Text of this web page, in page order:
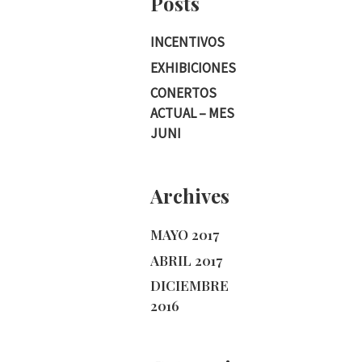
INCENTIVOS
EXHIBICIONES
CONERTOS
ACTUAL – MES
JUNI
Archives
MAYO 2017
ABRIL 2017
DICIEMBRE
2016